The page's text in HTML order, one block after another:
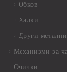
Обков
Халки
Други
Механизми за
Очички